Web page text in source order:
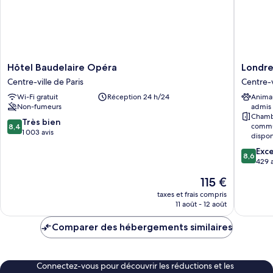
Hôtel
Baudelaire
Opéra
Centre-
ville
de
Paris
Hôtel Baudelaire Opéra
Centre-ville de Paris
Wi-Fi gratuit
Réception 24 h/24
Non-fumeurs
8.4
sur
8,4 Très bien
1 003 avis
Le
nouveau
prix
de
115 €
taxes et frais compris
11 août - 12 août
Londres
Saint-
Honoré
Hotel
Centre-
ville
Centre-
admis
8.6
sur
8,6
429
Comparer des hébergements similaires
Connectez-vous pour découvrir les réductions et les